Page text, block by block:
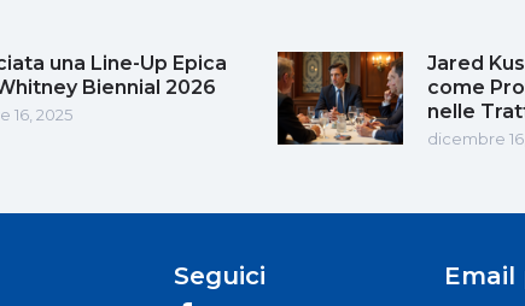
una Line-Up Epica
Biennial 2026
16, 2025
Jared
come
nelle
dicembre
Seguici